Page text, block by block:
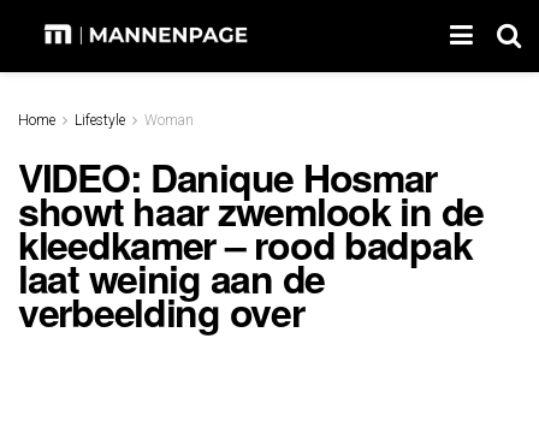
Home Lifestyle Woman
VIDEO: Danique Hosmar
showt haar zwemlook in de
kleedkamer – rood badpak
laat weinig aan de
verbeelding over